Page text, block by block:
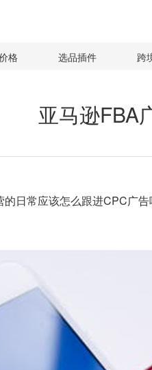
格 选品插件 跨
亚马逊FBA
的日常应该怎么跟进CPC广告